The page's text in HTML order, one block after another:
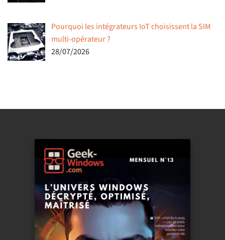
Pourquoi les intégrateurs IoT choisissent la SIM
multi-opérateur ?
28/07/2026